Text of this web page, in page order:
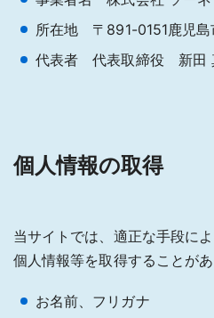
所在地 〒891-0151鹿児
代表者 代表取締役 新田
個人情報の取得
当サイトでは、適正な手段に
個人情報等を取得することがあ
お名前、フリガナ